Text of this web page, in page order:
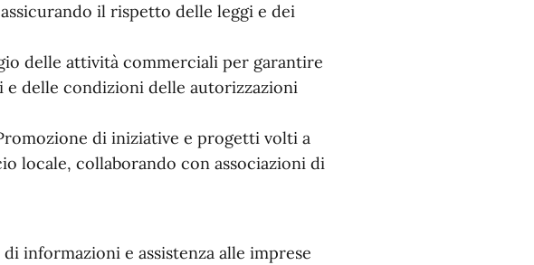
il rispetto delle leggi e dei
delle attività commerciali per garantire
delle condizioni delle autorizzazioni
di iniziative e progetti volti a
locale, collaborando con associazioni di
informazioni e assistenza alle imprese